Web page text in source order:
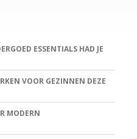
ESSENTIALS HAD JE
VOOR GEZINNEN DEZE
MODERN